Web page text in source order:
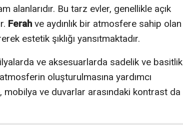
alanlarıdır. Bu tarz evler, genellikle açık
Ferah ve aydınlık bir atmosfere sahip olan
estetik şıklığı yansıtmaktadır.
ve aksesuarlarda sadelik ve basitlik
oluşturulmasına yardımcı
mobilya ve duvarlar arasındaki kontrast da